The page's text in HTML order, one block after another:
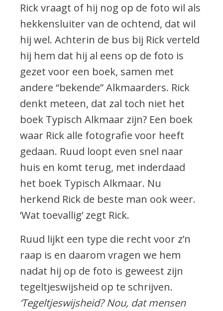
Rick vraagt of hij nog op de foto wil als
hekkensluiter van de ochtend, dat wil
hij wel. Achterin de bus bij Rick verteld
hij hem dat hij al eens op de foto is
gezet voor een boek, samen met
andere “bekende” Alkmaarders. Rick
denkt meteen, dat zal toch niet het
boek Typisch Alkmaar zijn? Een boek
waar Rick alle fotografie voor heeft
gedaan. Ruud loopt even snel naar
huis en komt terug, met inderdaad
het boek Typisch Alkmaar. Nu
herkend Rick de beste man ook weer.
‘Wat toevallig’ zegt Rick.
Ruud lijkt een type die recht voor z’n
raap is en daarom vragen we hem
nadat hij op de foto is geweest zijn
tegeltjeswijsheid op te schrijven.
‘Tegeltjeswijsheid? Nou, dat mensen